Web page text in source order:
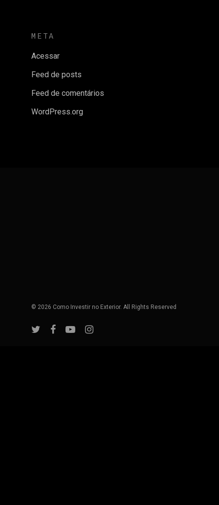
META
Acessar
Feed de posts
Feed de comentários
WordPress.org
© 2026 Como Investir no Exterior. All Rights Reserved